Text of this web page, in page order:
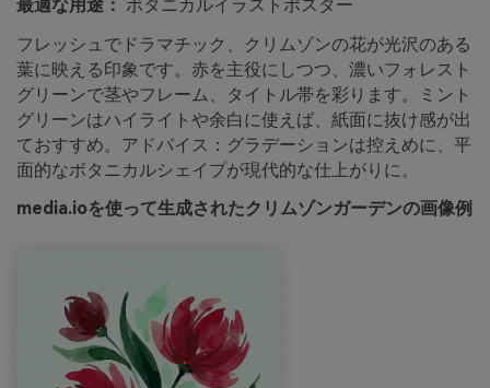
最適な用途： ボタニカルイラストポスター
フレッシュでドラマチック、クリムゾンの花が光沢のある
葉に映える印象です。赤を主役にしつつ、濃いフォレスト
グリーンで茎やフレーム、タイトル帯を彩ります。ミント
グリーンはハイライトや余白に使えば、紙面に抜け感が出
ておすすめ。アドバイス：グラデーションは控えめに、平
面的なボタニカルシェイプが現代的な仕上がりに。
media.ioを使って生成されたクリムゾンガーデンの画像例